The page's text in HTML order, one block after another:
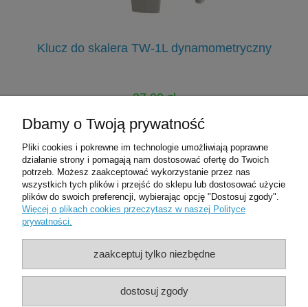
Klucz do skalera TW-1L dynamometryczny
37,00 zł
Cena regularna:40,00 zł
do koszyka
Pomoc
Moje konto
Płatności i dostawa
Dbamy o Twoją prywatność
Pliki cookies i pokrewne im technologie umożliwiają poprawne
działanie strony i pomagają nam dostosować ofertę do Twoich
potrzeb. Możesz zaakceptować wykorzystanie przez nas
wszystkich tych plików i przejść do sklepu lub dostosować użycie
plików do swoich preferencji, wybierając opcję "Dostosuj zgody".
Więcej o plikach cookies przeczytasz w naszej Polityce
prywatności.
zaakceptuj tylko niezbędne
dostosuj zgody